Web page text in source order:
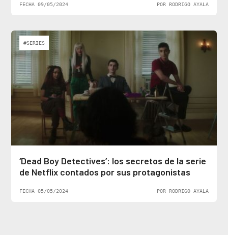
FECHA 09/05/2024 POR RODRIGO AYALA
#SERIES
‘Dead Boy Detectives’: los secretos de la serie
de Netflix contados por sus protagonistas
FECHA 05/05/2024 POR RODRIGO AYALA